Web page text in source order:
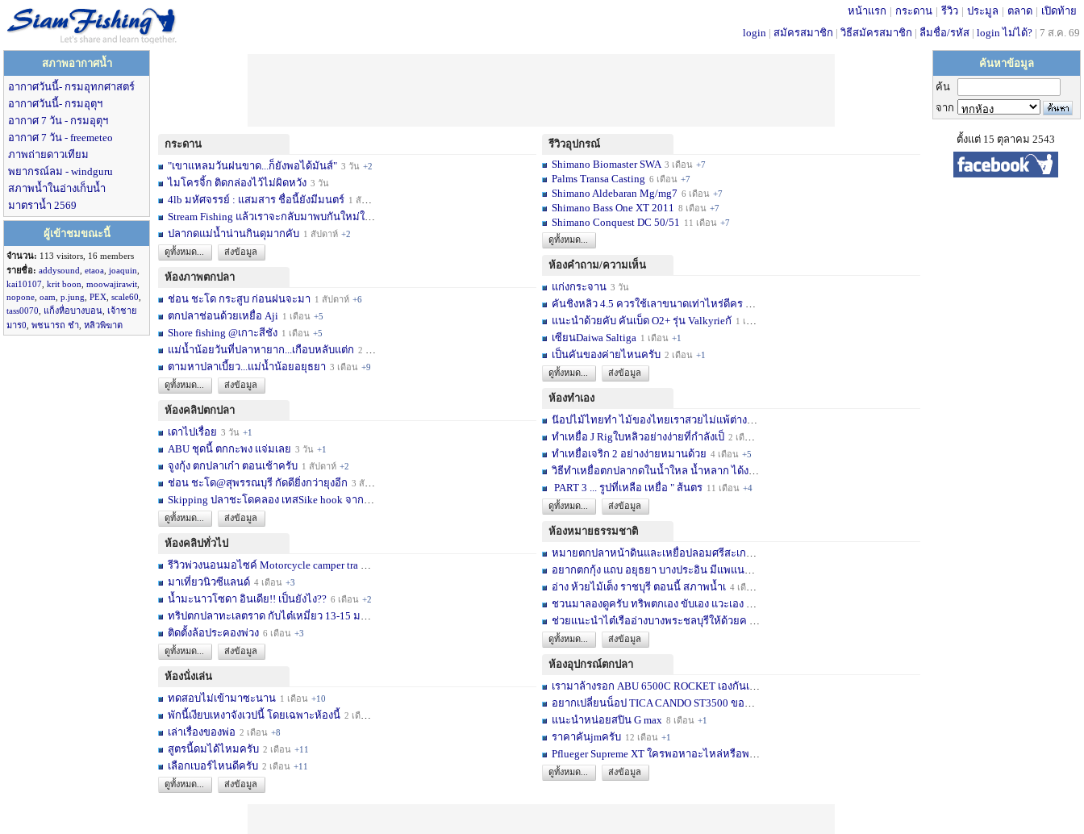
หน้าแรก | กระดาน | รีวิว | ประมูล | ตลาด | เปิดท้าย
login | สมัครสมาชิก | วิธีสมัครสมาชิก | ลืมชื่อ/รหัส | login ไม่ได้? | 7 ส.ค. 69
สภาพอากาศน้ำ
อากาศวันนี้- กรมอุทกศาสตร์
อากาศวันนี้- กรมอุตุฯ
อากาศ 7 วัน - กรมอุตุฯ
อากาศ 7 วัน - freemeteo
ภาพถ่ายดาวเทียม
พยากรณ์ลม - windguru
สภาพน้ำในอ่างเก็บน้ำ
มาตราน้ำ 2569
ผู้เข้าชมขณะนี้
จำนวน: 113 visitors, 16 members
รายชื่อ: addysound etaoa joaquin
kai10107 krit boon moowajirawit
nopone oam p.jung PEX scale60
tass0070
แก็งหื่อบางบอน เจ้าชาย
มาร0 พชนารถ ชำ หลิวพิฆาต
กระดาน
"เขาแหลมวันฝนขาด...ก็ยังพอได้มันส์" 3 วัน +2
ไมโครจิ้ก ติดกล่องไว้ไม่ผิดหวัง 3 วัน
4lb มหัศจรรย์ : แสมสาร ชื่อนี้ยังมีมนตร์ 1 สัปดาห์
Stream Fishing แล้วเราจะกลับมาพบกันใหม่ใ
ปลากดแม่น้ำน่านกินดุมากคับ 1 สัปดาห์ +2
ดูทั้งหมด...
ส่งข้อมูล
ห้องภาพตกปลา
ช่อน ชะโด กระสูบ ก่อนฝนจะมา 1 สัปดาห์ +6
ตกปลาช่อนด้วยเหยื่อ Aji 1 เดือน +5
Shore fishing @เกาะสีชัง 1 เดือน +5
แม่น้ำน้อยวันที่ปลาหายาก...เกือบหลับแต่ก 2 เดือน
ตามหาปลาเบี้ยว...แม่น้ำน้อยอยุธยา 3 เดือน +9
ดูทั้งหมด...
ส่งข้อมูล
ห้องคลิปตกปลา
เดาไปเรื่อย 3 วัน +1
ABU ชุดนี้ ตกกะพง แจ่มเลย 3 วัน +1
จูงกุ้ง ตกปลาเก๋า ตอนเช้าครับ 1 สัปดาห์ +2
ช่อน ชะโด@สุพรรณบุรี กัดดียิ่งกว่ายุงอีก 3 สัปดาห์
Skipping ปลาชะโดคลอง เทสSike hook จากLF
ดูทั้งหมด...
ส่งข้อมูล
ห้องคลิปทั่วไป
รีวิวพ่วงนอนมอไซค์ Motorcycle camper tra
มาเที่ยวนิวซีแลนด์ 4 เดือน +3
น้ำมะนาวโซดา อินเดีย!! เป็นยังไง?? 6 เดือน +2
ทริปตกปลาทะเลตราด กับไต๋เหมี่ยว 13-15 มก
ติดตั้งล้อประคองพ่วง 6 เดือน +3
ดูทั้งหมด...
ส่งข้อมูล
ห้องนั่งเล่น
ทดสอบไม่เข้ามาซะนาน 1 เดือน +10
พักนี้เงียบเหงาจังเวปนี้ โดยเฉพาะห้องนี้ 2 เดือน
เล่าเรื่องของพ่อ 2 เดือน +8
สูตรนี้ดมได้ไหมครับ 2 เดือน +11
เลือกเบอร์ไหนดีครับ 2 เดือน +11
ดูทั้งหมด...
ส่งข้อมูล
รีวิวอุปกรณ์
Shimano Biomaster SWA 3 เดือน +7
Palms Transa Casting 6 เดือน +7
Shimano Aldebaran Mg/mg7 6 เดือน +7
Shimano Bass One XT 2011 8 เดือน +7
Shimano Conquest DC 50/51 11 เดือน +7
ดูทั้งหมด...
ห้องคำถาม/ความเห็น
แก่งกระจาน 3 วัน
คันชิงหลิว 4.5 ควรใช้เลาขนาดเท่าไหร่ดีคร
แนะนำด้วยคับ คันเบ็ด O2+ รุ่น Valkyrieกั 1 เดือน
เซียนDaiwa Saltiga 1 เดือน +1
เป็นคันของค่ายไหนครับ 2 เดือน +1
ดูทั้งหมด...
ส่งข้อมูล
ห้องทำเอง
น๊อปไม้ไทยทำ ไม้ของไทยเราสวยไม่แพ้ต่างชา
ทำเหยื่อ J Rigใบหลิวอย่างง่ายที่กำลังเป็ 2 เดือน
ทำเหยื่อเจริก 2 อย่างง่ายหมานด้วย 4 เดือน +5
วิธีทำเหยื่อตกปลากดในน้ำใหล น้ำหลาก ได้ง
PART 3 ... รูปที่เหลือ เหยื่อ " ส้นตร 11 เดือน +4
ดูทั้งหมด...
ส่งข้อมูล
ห้องหมายธรรมชาติ
หมายตกปลาหน้าดินและเหยื่อปลอมศรีสะเกษครั
อยากตกกุ้ง แถบ อยุธยา บางประอิน มีแพแนะน
อ่าง ห้วยไม้เต็ง ราชบุรี ตอนนี้ สภาพน้ำเ 4 เดือน
ชวนมาลองดูครับ ทริพตกเอง ขับเอง แวะเอง จ
ช่วยแนะนำไต๋เรืออ่างบางพระชลบุรีให้ด้วยค
ดูทั้งหมด...
ส่งข้อมูล
ห้องอุปกรณ์ตกปลา
เรามาล้างรอก ABU 6500C ROCKET เองกันเถอ
อยากเปลี่ยนน็อป TICA CANDO ST3500 ขอคำแน
แนะนำหน่อยสปิน G max 8 เดือน +1
ราคาคันjmครับ 12 เดือน +1
Pflueger Supreme XT ใครพอหาอะไหล่หรือพอซ
ดูทั้งหมด...
ส่งข้อมูล
ค้นหาข้อมูล
ค้น
จาก
ตั้งแต่ 15 ตุลาคม 2543